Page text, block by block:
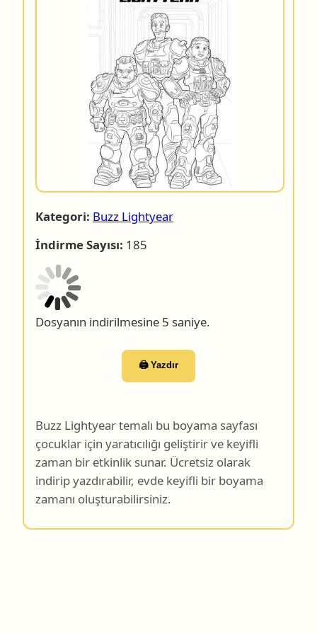
Kategori: Buzz Lightyear
İndirme Sayısı: 185
Dosyanın indirilmesine 4 saniye.
zaman bir etkinlik sunar. Ücretsiz olarak
indirip yazdırabilir, evde keyifli bir boyama
zamanı oluşturabilirsiniz.